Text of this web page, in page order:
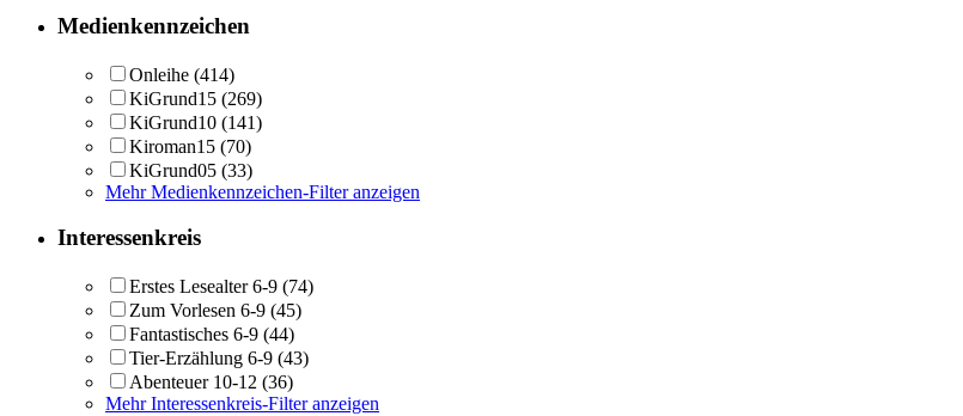
Medienkennzeichen
Onleihe (414)
KiGrund15 (269)
KiGrund10 (141)
Kiroman15 (70)
KiGrund05 (33)
Mehr Medienkennzeichen-Filter anzeigen
Interessenkreis
Erstes Lesealter 6-9 (74)
Zum Vorlesen 6-9 (45)
Fantastisches 6-9 (44)
Tier-Erzählung 6-9 (43)
Abenteuer 10-12 (36)
Mehr Interessenkreis-Filter anzeigen